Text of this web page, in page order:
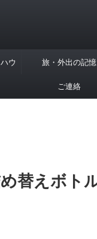
ウ 旅・外出の記憶
ご連絡
替えボト